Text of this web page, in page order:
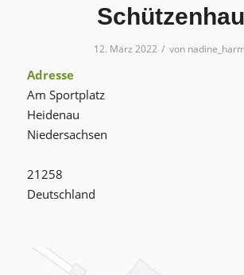
12. März 2022 / von
Adresse
Am Sportplatz
Heidenau
Niedersachsen
21258
Deutschland